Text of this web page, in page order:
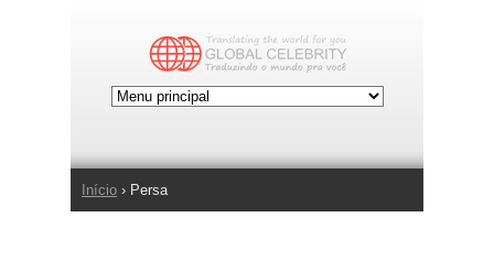
Você está aqui
Início › Persa